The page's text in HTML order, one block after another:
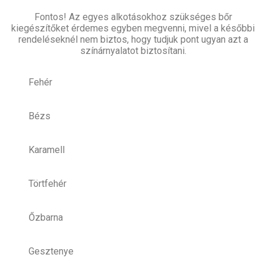
Fontos! Az egyes alkotásokhoz szükséges bőr
kiegészítőket érdemes egyben megvenni, mivel a későbbi
rendeléseknél nem biztos, hogy tudjuk pont ugyan azt a
színárnyalatot biztosítani.
Fehér
Bézs
Karamell
Törtfehér
Őzbarna
Gesztenye